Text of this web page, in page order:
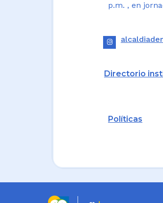
p.m. , en
Directorio
Políticas